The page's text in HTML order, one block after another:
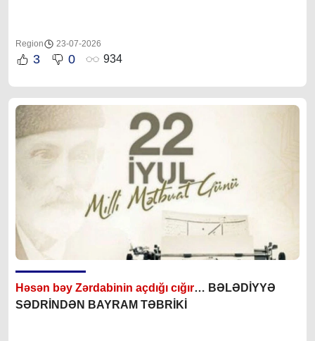
Region 23-07-2026
3 0 934
Həsən bəy Zərdabinin açdığı cığır… BƏLƏDİYYƏ
SƏDRİNDƏN BAYRAM TƏBRİKİ